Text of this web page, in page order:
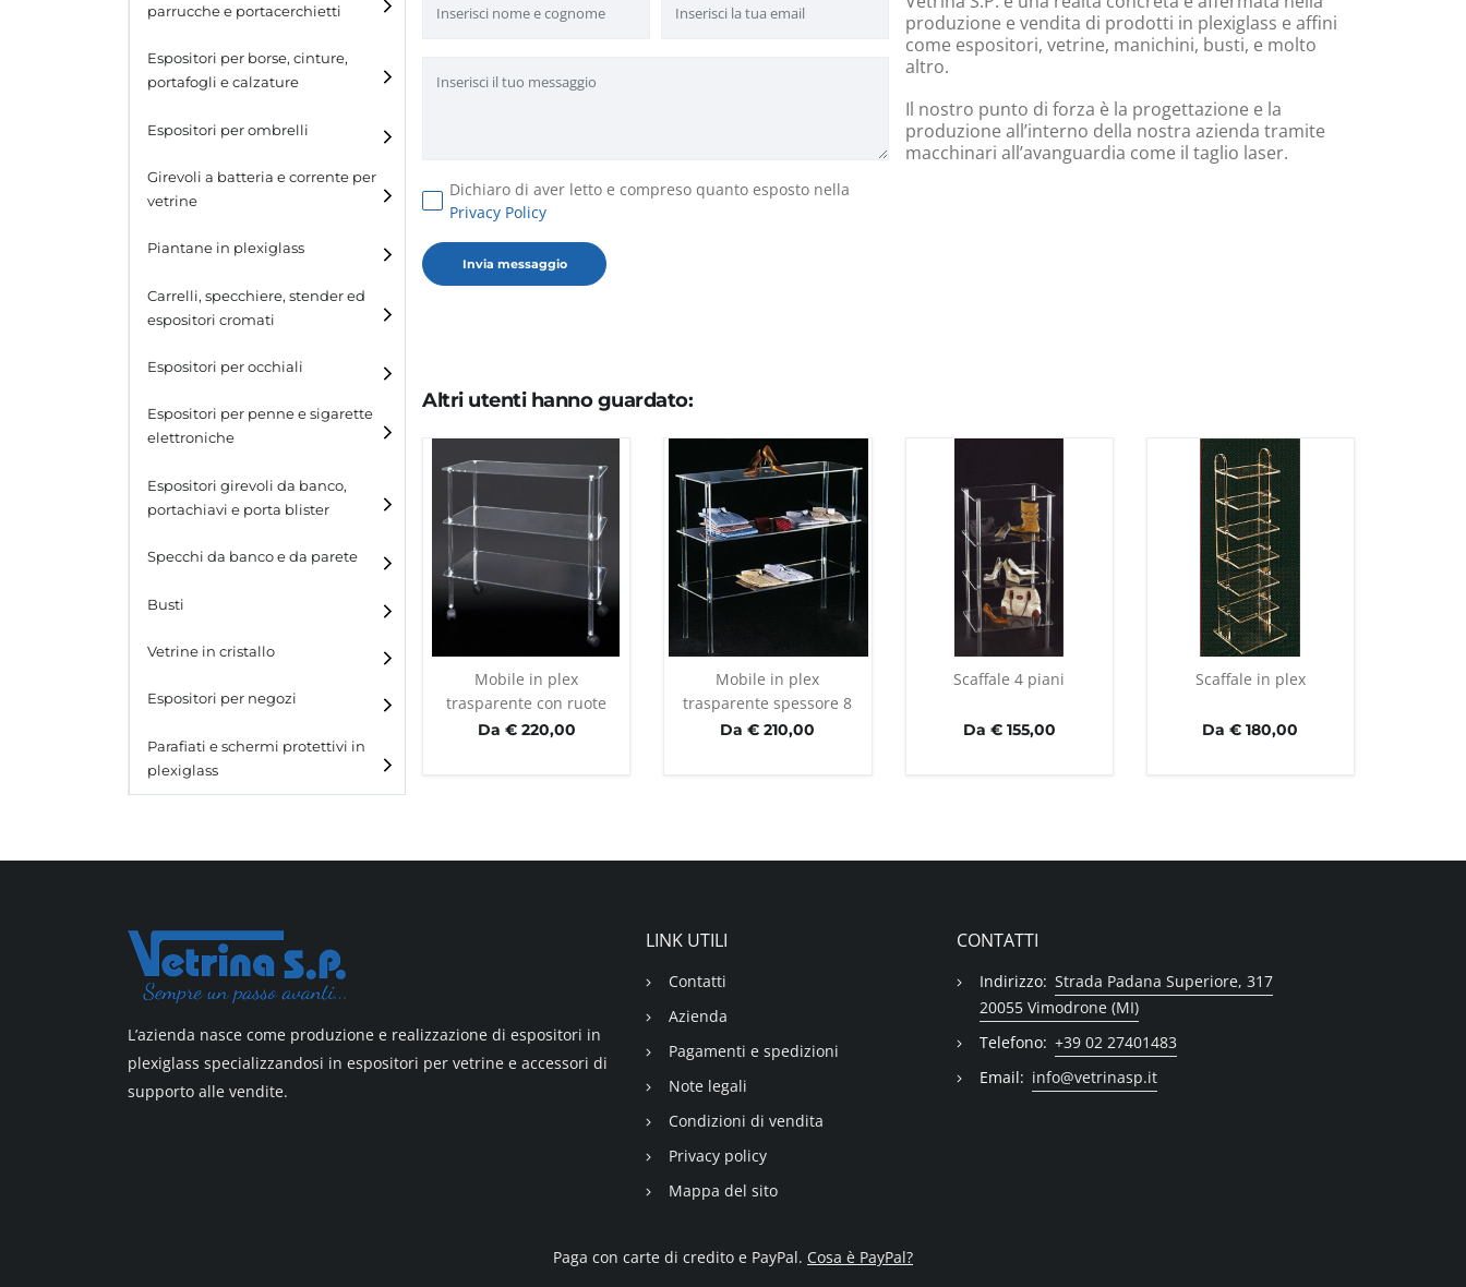
parrucche e portacerchietti
Espositori per cappelli e
parrucche
Espositori per borse, cinture,
portafogli e calzature
Espositori per borse
Espositori per cinture
Espositori per portafogli
Espositori per calzature
Espositori per ombrelli
Girevoli a batteria e corrente per
vetrine
Piantane in plexiglass
Carrelli, specchiere, stender ed
espositori cromati
Espositori per occhiali
Espositori per penne e sigarette
elettroniche
Espositori girevoli da banco,
portachiavi e porta blister
Espositori girevoli da
ganci
Specchi da banco e da parete
Busti
Vetrine in cristallo
Laminato
Laminato light
All design
Top line 3
Espositori per negozi
Parafiati e schermi protettivi in
plexiglass
Dichiaro di aver letto e compreso quanto esposto nella
Privacy Policy
produzione e vendita di prodotti in plexiglass e affini
come espositori, vetrine, manichini, busti, e molto
altro.
Il nostro punto di forza è la progettazione e la
produzione all’interno della nostra azienda tramite
macchinari all’avanguardia come il taglio laser.
Altri utenti hanno guardato:
Mobile in plex
trasparente con ruote
Da € 220,00
Mobile in plex
trasparente spessore 8
mm
Da € 210,00
Scaffale 4 piani
Da € 155,00
Scaffale in plex
Da € 180,00
L’azienda nasce come produzione e realizzazione di espositori in
plexiglass specializzandosi in espositori per vetrine e accessori di
supporto alle vendite.
LINK UTILI
Contatti
Azienda
Pagamenti e spedizioni
Note legali
Condizioni di vendita
Privacy policy
Mappa del sito
CONTATTI
Indirizzo: Strada Padana Superiore, 317
20055 Vimodrone (MI)
Telefono: +39 02 27401483
Email: info@vetrinasp.it
Paga con carte di credito e PayPal. Cosa è PayPal?